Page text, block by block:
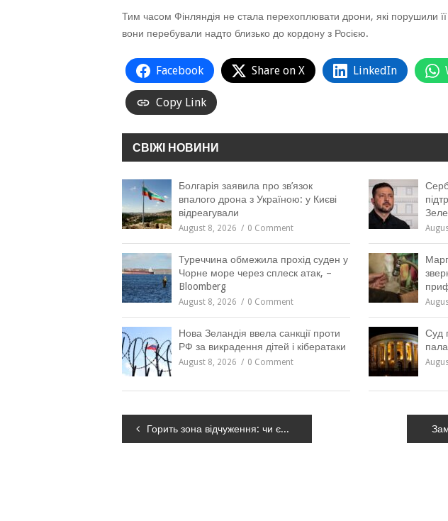
Тим часом Фінляндія не стала перехоплювати дрони, які порушили її
вони перебували надто близько до кордону з Росією.
Facebook Share on X LinkedIn
Copy Link
СВІЖІ НОВИНИ
Болгарія заявила про зв’язок
впалого дрона з Україною: у Києві
відреагували
August 8, 2026 0 Comment
Туреччина обмежила прохід суден у
Чорне море через сплеск атак, –
Bloomberg
August 8, 2026 0 Comment
Нова Зеландія ввела санкції проти
РФ за викрадення дітей і кібератаки
August 8, 2026 0 Comment
Суд
Навігація
Горить зона відчуження: чи є загроза для Дніпра та області